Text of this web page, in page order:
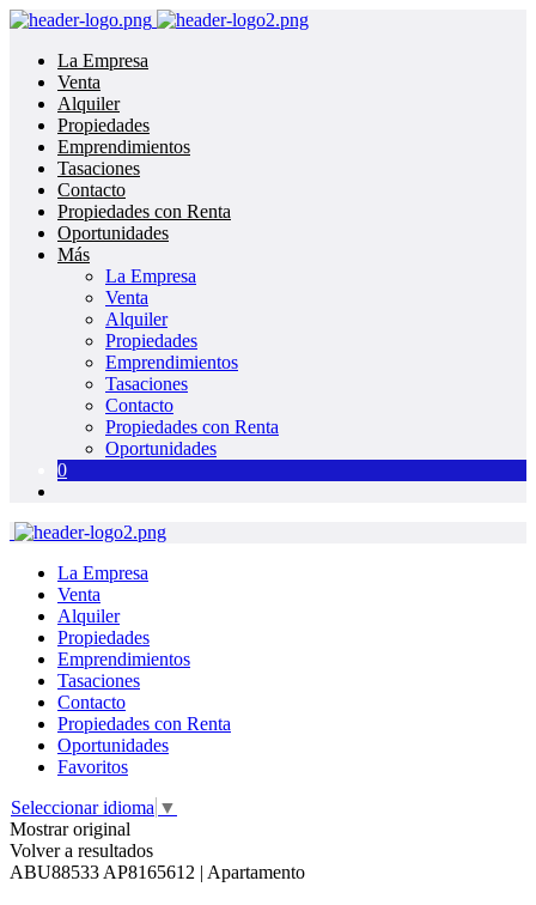
La Empresa
Venta
Alquiler
Propiedades
Emprendimientos
Tasaciones
Contacto
Propiedades con Renta
Oportunidades
Más
La Empresa
Venta
Alquiler
Propiedades
Emprendimientos
Tasaciones
Contacto
Propiedades con Renta
Oportunidades
0
La Empresa
Venta
Alquiler
Propiedades
Emprendimientos
Tasaciones
Contacto
Propiedades con Renta
Oportunidades
Favoritos
Seleccionar idioma ▼
Mostrar original
Volver a resultados
ABU88533 AP8165612 | Apartamento